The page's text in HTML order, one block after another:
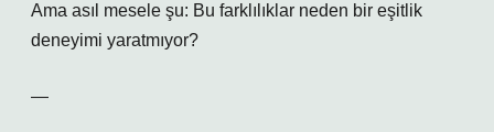
Ama asıl mesele şu: Bu farklılıklar neden bir eşitlik
deneyimi yaratmıyor?
—